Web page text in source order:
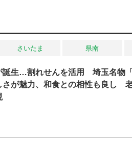
さいたま 県南
誕生…割れせんを活用 埼玉名物
が魅力、和食との相性も良し